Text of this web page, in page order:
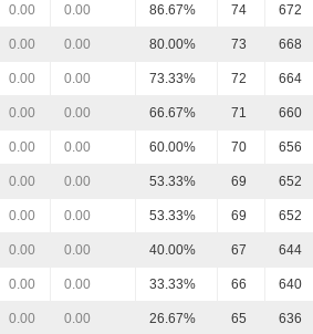
0.00 0.00 86.67% 74 672
0.00 0.00 80.00% 73 668
0.00 0.00 73.33% 72 664
0.00 0.00 66.67% 71 660
0.00 0.00 60.00% 70 656
0.00 0.00 53.33% 69 652
0.00 0.00 53.33% 69 652
0.00 0.00 40.00% 67 644
0.00 0.00 33.33% 66 640
0.00 0.00 26.67% 65 636